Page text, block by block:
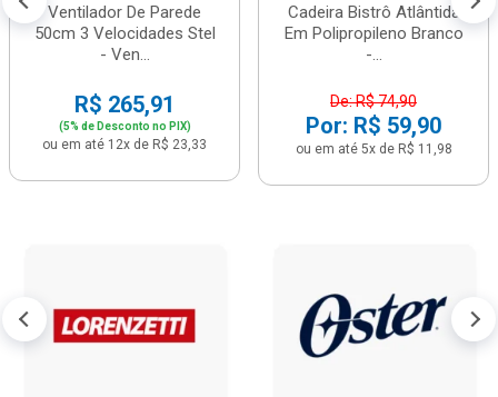
Ventilador De Parede
50cm 3 Velocidades Stel
- Ven...
R$ 265,91
(5% de Desconto no PIX)
ou em até 12x de R$ 23,33
Cadeira Bistrô Atlântida
Em Polipropileno Branco
-...
De: R$ 74,90
Por: R$ 59,90
ou em até 5x de R$ 11,98